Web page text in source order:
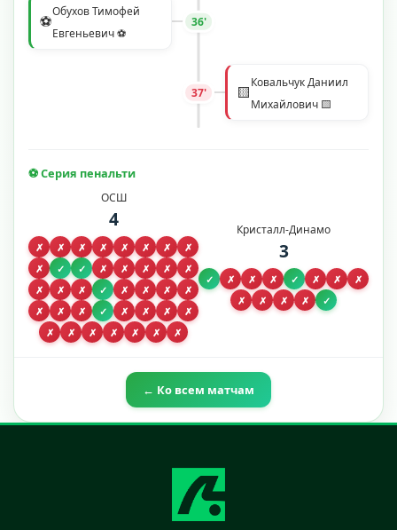
⚽Обухов Тимофей
Евгеньевич ⚽
36'
🟨Ковальчук Даниил
Михайлович 🟨
37'
⚽ Серия пенальти
ОСШ
4
✗ ✗ ✗ ✗ ✗ ✗ ✗
✗
✗
✓ ✓ ✗ ✗ ✗ ✗
✗
✗
✗ ✗ ✓ ✗ ✗ ✗
✗
✗
✗ ✗ ✓ ✗ ✗ ✗
✗
✗
✗ ✗ ✗ ✗ ✗ ✗
Кристалл-Динамо
3
✓ ✗ ✗ ✗ ✓ ✗ ✗
✗
✗
✗ ✗ ✗ ✓
← Ко всем матчам